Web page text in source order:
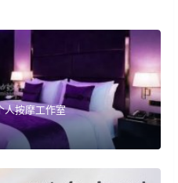
人按摩工作室